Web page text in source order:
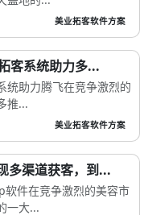
200+新客到店成交
套拓客APP的真实打法
发...
美业拓客软件方案
变800客
了800个新客，到店率
地的...